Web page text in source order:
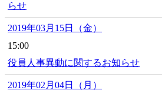
らせ
2019年03月15日（金）
15:00
役員人事異動に関するお知らせ
2019年02月04日（月）